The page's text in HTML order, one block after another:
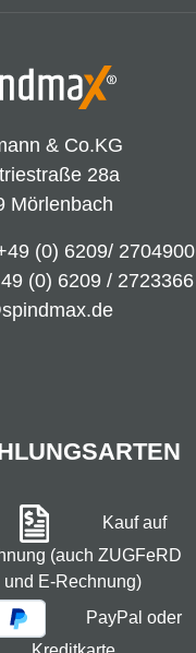
& Co.KG
28a
Mörlenbach
(0) 6209/ 2704900
(0) 6209 / 2723366
Kauf auf
(auch ZUGFeRD
und E-Rechnung)
PayPal oder